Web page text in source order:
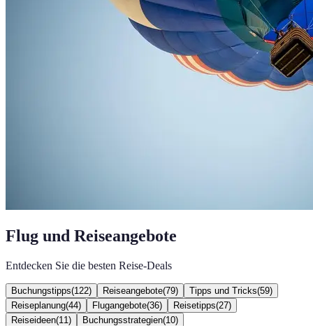
Flug und Reiseangebote
Entdecken Sie die besten Reise-Deals
Buchungstipps(122) Reiseangebote(79) Tipps und Tricks(59)
Reiseplanung(44) Flugangebote(36) Reisetipps(27)
Reiseideen(11 ) Buchungsstrategien(10)